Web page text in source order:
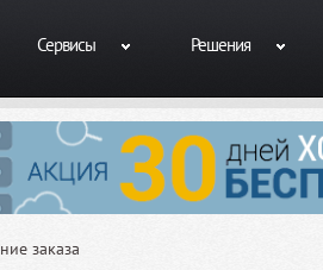
Сервисы Решения
заказа